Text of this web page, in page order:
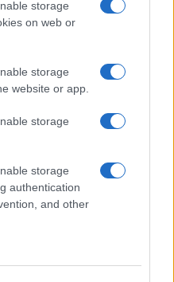
storage
on web or
storage
website or app.
storage
storage
authentication
and other
- P.IVA 04827280654